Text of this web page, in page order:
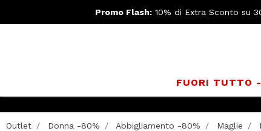
Promo Flash:10% di Extra Sconto su
FUORI TUTTO
Outlet Donna -80% Abbigliamento -80% Maglie